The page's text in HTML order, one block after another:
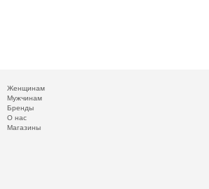
Женщинам
Мужчинам
Бренды
О нас
Магазины